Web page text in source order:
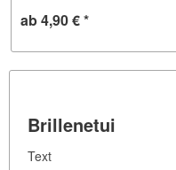
ab 4,90 € *
Brillenetui
Text